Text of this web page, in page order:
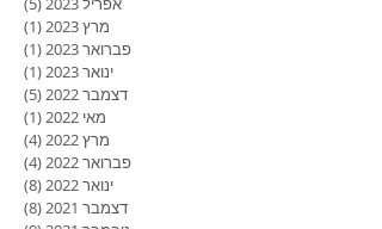
מרץ 2023
(1)
פברואר 2023
(1)
ינואר 2023
(1)
דצמבר 2022
(5)
מאי 2022
(1)
מרץ 2022
(4)
פברואר 2022
(4)
ינואר 2022
(8)
דצמבר 2021
(8)